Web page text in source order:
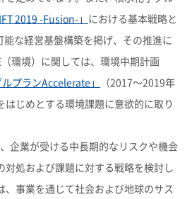
2019 -Fusion-」 における基本戦略と
能な経営基盤構築を掲げ、その推進に
環境）に関しては、環境中期計画
プランAccelerate」
（2017～2019年
はじめとする環境課題に意欲的に取り
企業が受ける中長期的なリスクや機会
対処および課題に対する戦略を検討し
、事業を通じて社会および地球のサス